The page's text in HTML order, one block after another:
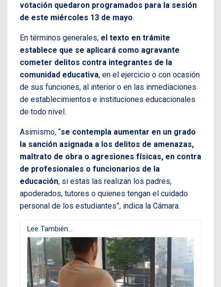
votación quedaron programados para la sesión
de este miércoles 13 de mayo.
En términos generales, el texto en trámite
establece que se aplicará como agravante
cometer delitos contra integrantes de la
comunidad educativa, en el ejercicio o con ocasión
de sus funciones, al interior o en las inmediaciones
de establecimientos e instituciones educacionales
de todo nivel.
Asimismo, “se contempla aumentar en un grado
la sanción asignada a los delitos de amenazas,
maltrato de obra o agresiones físicas, en contra
de profesionales o funcionarios de la
educación, si estas las realizan los padres,
apoderados, tutores o quienes tengan el cuidado
personal de los estudiantes”, indica la Cámara.
Lee También...